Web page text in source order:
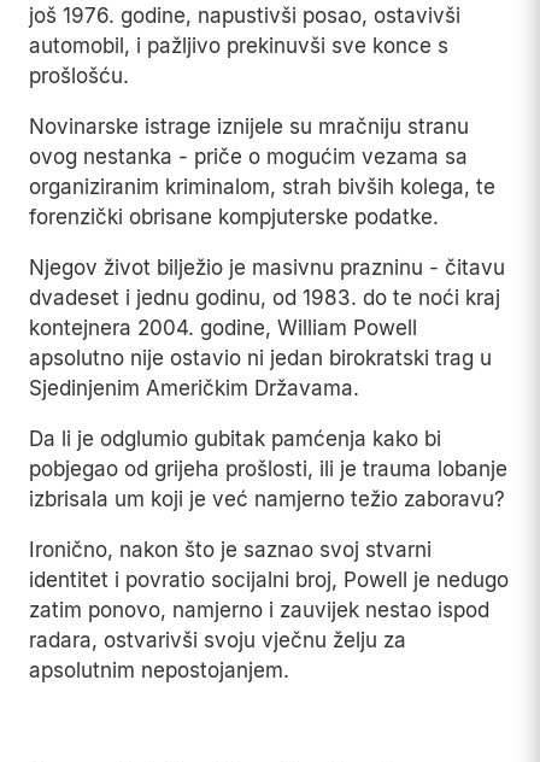
još 1976. godine, napustivši posao, ostavivši
automobil, i pažljivo prekinuvši sve konce s
prošlošću.
Novinarske istrage iznijele su mračniju stranu
ovog nestanka - priče o mogućim vezama sa
organiziranim kriminalom, strah bivših kolega, te
forenzički obrisane kompjuterske podatke.
Njegov život bilježio je masivnu prazninu - čitavu
dvadeset i jednu godinu, od 1983. do te noći kraj
kontejnera 2004. godine, William Powell
apsolutno nije ostavio ni jedan birokratski trag u
Sjedinjenim Američkim Državama.
Da li je odglumio gubitak pamćenja kako bi
pobjegao od grijeha prošlosti, ili je trauma lobanje
izbrisala um koji je već namjerno težio zaboravu?
Ironično, nakon što je saznao svoj stvarni
identitet i povratio socijalni broj, Powell je nedugo
zatim ponovo, namjerno i zauvijek nestao ispod
radara, ostvarivši svoju vječnu želju za
apsolutnim nepostojanjem.